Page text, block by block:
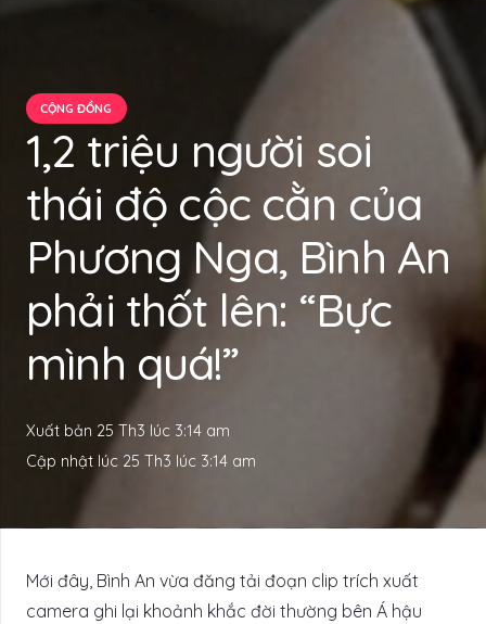
CỘNG ĐỒNG
1,2 triệu người soi
thái độ cộc cằn của
Phương Nga, Bình An
phải thốt lên: “Bực
mình quá!”
Xuất bản 25 Th3 lúc 3:14 am
Cập nhật lúc 25 Th3 lúc 3:14 am
Mới đây, Bình An vừa đăng tải đoạn clip trích xuất
camera ghi lại khoảnh khắc đời thường bên Á hậu